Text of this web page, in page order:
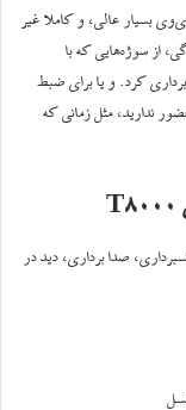
بسیار عالی، و کاملا غیر
از سوژه‌هایی که با
کرد. و یا برای ضبط
ندارید، مثل زمانی که
T8000
صدا برداری، دید در